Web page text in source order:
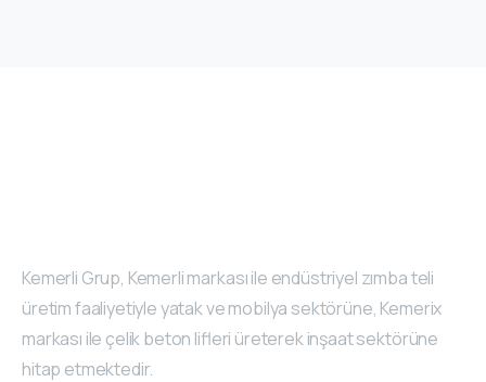
Kemerli Grup, Kemerli markası ile endüstriyel zımba teli
üretim faaliyetiyle yatak ve mobilya sektörüne, Kemerix
markası ile çelik beton lifleri üreterek inşaat sektörüne
hitap etmektedir.